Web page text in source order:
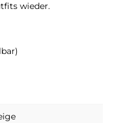
wieder.